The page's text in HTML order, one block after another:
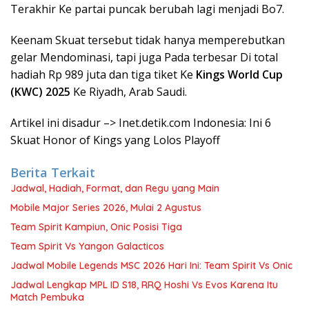
Terakhir Ke partai puncak berubah lagi menjadi Bo7.
Keenam Skuat tersebut tidak hanya memperebutkan
gelar Mendominasi, tapi juga Pada terbesar Di total
hadiah Rp 989 juta dan tiga tiket Ke Kings World Cup
(KWC) 2025 Ke Riyadh, Arab Saudi.
Artikel ini disadur –> Inet.detik.com Indonesia: Ini 6
Skuat Honor of Kings yang Lolos Playoff
Berita Terkait
Jadwal, Hadiah, Format, dan Regu yang Main
Mobile Major Series 2026, Mulai 2 Agustus
Team Spirit Kampiun, Onic Posisi Tiga
Team Spirit Vs Yangon Galacticos
Jadwal Mobile Legends MSC 2026 Hari Ini: Team Spirit Vs Onic
Jadwal Lengkap MPL ID S18, RRQ Hoshi Vs Evos Karena Itu
Match Pembuka